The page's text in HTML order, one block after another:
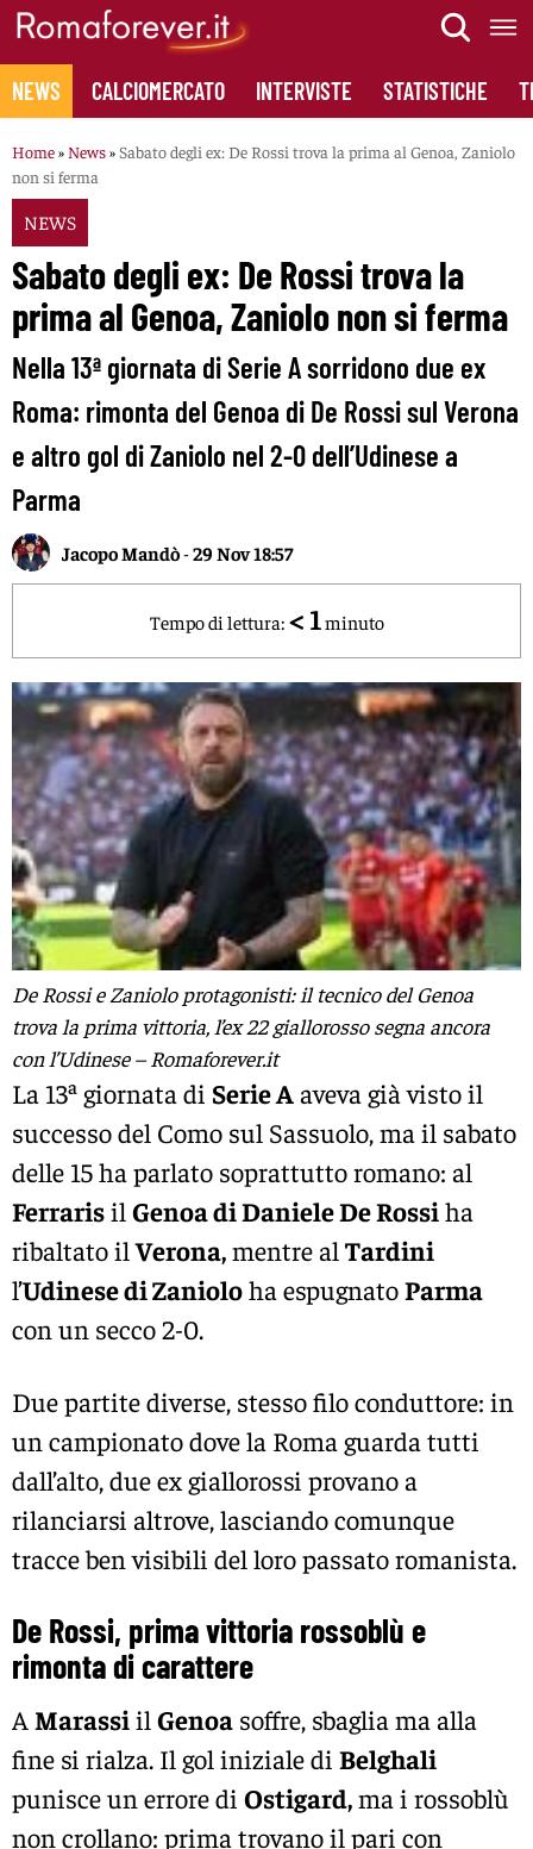
Skip
content
NEWS CALCIOMERCATO INTERVISTE STATISTICHE
Home» News»Sabato degli ex: De Rossi trova la prima al Genoa, Zaniolo
non si ferma
NEWS
Sabato degli ex: De Rossi trova la
prima al Genoa, Zaniolo non si ferma
Nella 13ª giornata di Serie A sorridono due ex
Roma: rimonta del Genoa di De Rossi sul Verona
e altro gol di Zaniolo nel 2-0 dell’Udinese a
Parma
Jacopo Mandò-29 Nov 18:57
Tempo di lettura: < 1 minuto
De Rossi e Zaniolo protagonisti: il tecnico del Genoa
trova la prima vittoria, l’ex 22 giallorosso segna ancora
con l’Udinese – Romaforever.it
La 13ª giornata di Serie Aaveva già visto il
successo del Como sul Sassuolo, ma il sabato
delle 15 ha parlato soprattutto romano: al
Ferrarisil Genoa di Daniele De Rossiha
ribaltato ilVerona,mentre al Tardini
l’Udinese di Zanioloha espugnatoParma
con un secco 2-0.
Due partite diverse, stesso filo conduttore: in
un campionato dove la Roma guarda tutti
dall’alto, due ex giallorossi provano a
rilanciarsi altrove, lasciando comunque
tracce ben visibili del loro passato romanista.
De Rossi, prima vittoria rossoblù e
rimonta di carattere
A Marassiil Genoa soffre, sbaglia ma alla
fine si rialza. Il gol iniziale di Belghali
punisce un errore di Ostigard,ma i rossoblù
non crollano: prima trovano il pari con